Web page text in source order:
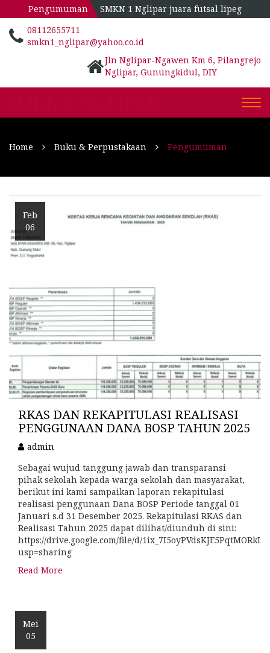
Pengumuman
SMKN 1 Nglipar juara futsal lipeg
08112655711
smkn1_nglipar@yahoo.co.id
Jln Nglipar-Ngawen Km 6, Pilangrejo
Nglipar, Gunungkidul, DIY
Home Buku & Perpustakaan Pengumuman
Feb
06
RKAS DAN REKAPITULASI REALISASI
PENGGUNAAN DANA BOSP TAHUN 2025
admin
Sebagai wujud tanggung jawab dan transparansi
pihak sekolah kepada warga sekolah dan masyarakat,
berikut ini kami sampaikan laporan rekapitulasi
realisasi penggunaan Dana BOSP Periode tanggal 01
Januari s.d 31 Desember 2025. Rekapitulasi RKAS dan
Realisasi Tahun 2025 dapat dilihat/diunduh di sini:
https://drive.google.com/file/d/
usp=sharing
Read More
Mei
05